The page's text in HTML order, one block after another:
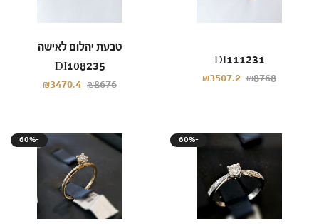
טבעת יהלום לאישה
DI108235
₪3470.4 ₪8676
DI111231
₪3507.2 ₪8768
60%- 60%-